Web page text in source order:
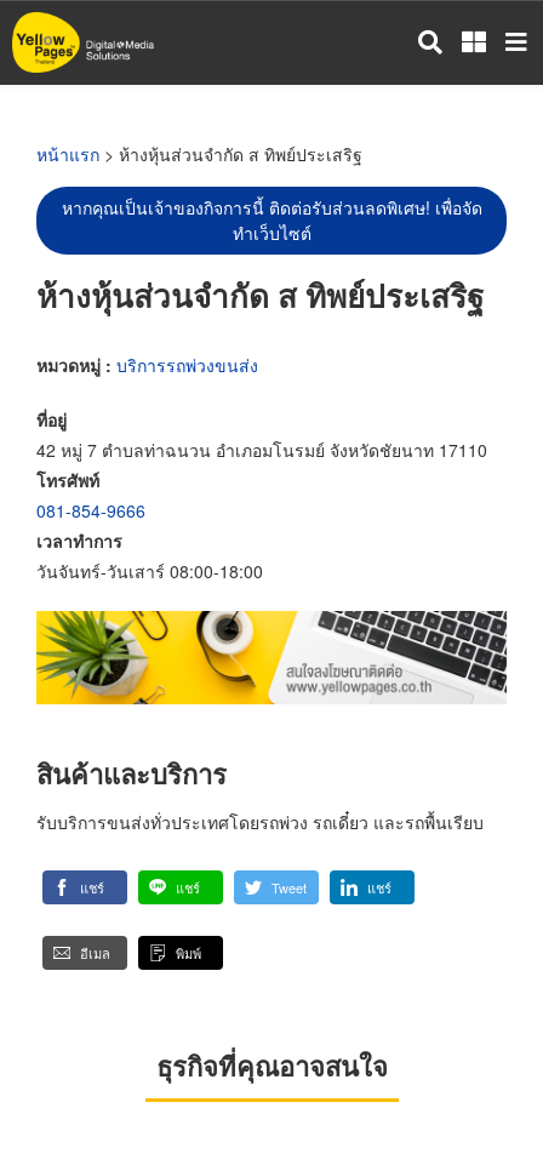
ข้าม
ไป
หน้าแรก > ห้างหุ้นส่วนจำกัด ส ทิพย์ประเสริฐ
หากคุณเป็นเจ้าของกิจการนี้ ติดต่อรับส่วนลดพิเศษ! เพื่อจัด
ทำเว็บไซต์
ห้างหุ้นส่วนจำกัด ส ทิพย์ประเสริฐ
หมวดหมู่ : บริการรถพ่วงขนส่ง
ที่อยู่
42 หมู่ 7 ตำบลท่าฉนวน อำเภอมโนรมย์ จังหวัดชัยนาท 17110
โทรศัพท์
081-854-9666
เวลาทำการ
วันจันทร์-วันเสาร์ 08:00-18:00
สินค้าและบริการ
รับบริการขนส่งทั่วประเทศโดยรถพ่วง รถเดี๋ยว และรถพื้นเรียบ
แชร์ แชร์ Tweet แชร์
อีเมล พิมพ์
ธุรกิจที่คุณอาจสนใจ